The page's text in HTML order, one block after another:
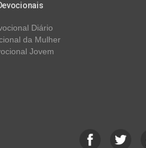
Diário
da Mulher
Jovem